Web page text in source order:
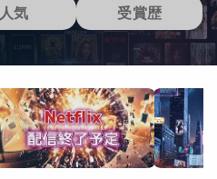
人気 受賞歴